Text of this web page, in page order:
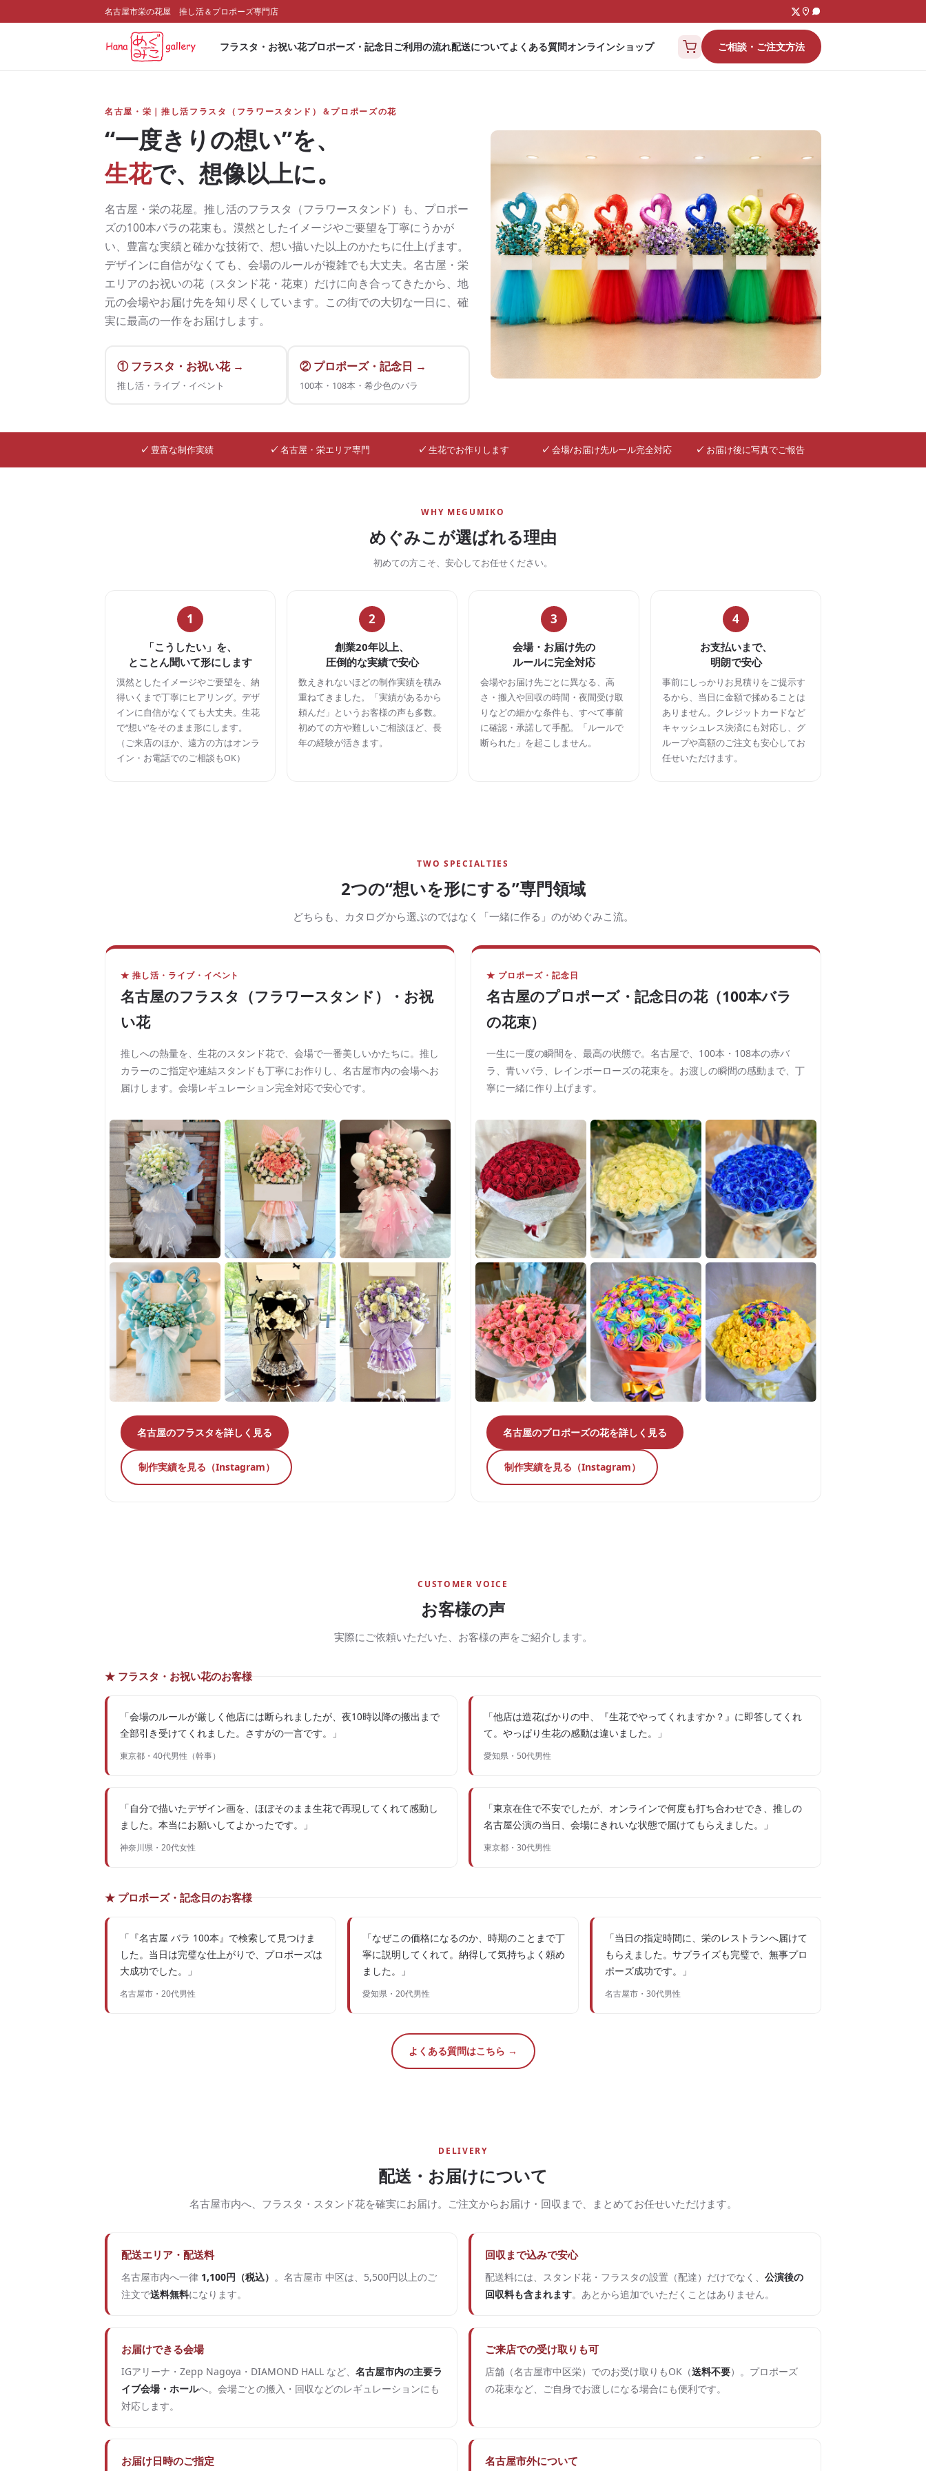
名古屋市栄の花屋 推し活＆プロポーズ専門店
フラスタ・お祝い花プロポーズ・記念日ご利用の流れ配送についてよくある質問オンラインショップ ご相談・ご注文方法
名古屋・栄｜推し活フラスタ（フラワースタンド）＆プロポーズの花
“一度きりの想い”を、
生花で、想像以上に。
名古屋・栄の花屋。推し活のフラスタ（フラワースタンド）も、プロポー
ズの100本バラの花束も。漠然としたイメージやご要望を丁寧にうかが
い、豊富な実績と確かな技術で、想い描いた以上のかたちに仕上げます。
デザインに自信がなくても、会場のルールが複雑でも大丈夫。名古屋・栄
エリアのお祝いの花（スタンド花・花束）だけに向き合ってきたから、地
元の会場やお届け先を知り尽くしています。この街での大切な一日に、確
実に最高の一作をお届けします。
① フラスタ・お祝い花 →
推し活・ライブ・イベント
② プロポーズ・記念日 →
100本・108本・希少色のバラ
✓ 豊富な制作実績 ✓ 名古屋・栄エリア専門 ✓ 生花でお作りします ✓ 会場/お届け先ルール完全対応 ✓ お届け後に写真でご報告
WHY MEGUMIKO
めぐみこが選ばれる理由
初めての方こそ、安心してお任せください。
1
「こうしたい」を、
とことん聞いて形にします
漠然としたイメージやご要望を、納
得いくまで丁寧にヒアリング。デザ
インに自信がなくても大丈夫。生花
で“想い”をそのまま形にします。
（ご来店のほか、遠方の方はオンラ
イン・お電話でのご相談もOK）
2
創業20年以上、
圧倒的な実績で安心
数えきれないほどの制作実績を積み
重ねてきました。「実績があるから
頼んだ」というお客様の声も多数。
初めての方や難しいご相談ほど、長
年の経験が活きます。
3
会場・お届け先の
ルールに完全対応
会場やお届け先ごとに異なる、高
さ・搬入や回収の時間・夜間受け取
りなどの細かな条件も、すべて事前
に確認・承諾して手配。「ルールで
断られた」を起こしません。
4
お支払いまで、
明朗で安心
事前にしっかりお見積りをご提示す
るから、当日に金額で揉めることは
ありません。クレジットカードなど
キャッシュレス決済にも対応し、グ
ループや高額のご注文も安心してお
任せいただけます。
TWO SPECIALTIES
2つの“想いを形にする”専門領域
どちらも、カタログから選ぶのではなく「一緒に作る」のがめぐみこ流。
★ 推し活・ライブ・イベント
名古屋のフラスタ（フラワースタンド）・お祝
い花
推しへの熱量を、生花のスタンド花で、会場で一番美しいかたちに。推し
カラーのご指定や連結スタンドも丁寧にお作りし、名古屋市内の会場へお
届けします。会場レギュレーション完全対応で安心です。
名古屋のフラスタを詳しく見る
制作実績を見る（Instagram）
★ プロポーズ・記念日
名古屋のプロポーズ・記念日の花（100本バラ
の花束）
一生に一度の瞬間を、最高の状態で。名古屋で、100本・108本の赤バ
ラ、青いバラ、レインボーローズの花束を。お渡しの瞬間の感動まで、丁
寧に一緒に作り上げます。
名古屋のプロポーズの花を詳しく見る
制作実績を見る（Instagram）
CUSTOMER VOICE
お客様の声
実際にご依頼いただいた、お客様の声をご紹介します。
★ フラスタ・お祝い花のお客様
「会場のルールが厳しく他店には断られましたが、夜10時以降の搬出まで
全部引き受けてくれました。さすがの一言です。」
東京都・40代男性（幹事）
「他店は造花ばかりの中、『生花でやってくれますか？』に即答してくれ
て。やっぱり生花の感動は違いました。」
愛知県・50代男性
「自分で描いたデザイン画を、ほぼそのまま生花で再現してくれて感動し
ました。本当にお願いしてよかったです。」
神奈川県・20代女性
「東京在住で不安でしたが、オンラインで何度も打ち合わせでき、推しの
名古屋公演の当日、会場にきれいな状態で届けてもらえました。」
東京都・30代男性
★ プロポーズ・記念日のお客様
「『名古屋 バラ 100本』で検索して見つけま
した。当日は完璧な仕上がりで、プロポーズは
大成功でした。」
名古屋市・20代男性
「なぜこの価格になるのか、時期のことまで丁
寧に説明してくれて。納得して気持ちよく頼め
ました。」
愛知県・20代男性
「当日の指定時間に、栄のレストランへ届けて
もらえました。サプライズも完璧で、無事プロ
ポーズ成功です。」
名古屋市・30代男性
よくある質問はこちら →
DELIVERY
配送・お届けについて
名古屋市内へ、フラスタ・スタンド花を確実にお届け。ご注文からお届け・回収まで、まとめてお任せいただけます。
配送エリア・配送料
名古屋市内へ一律 1,100円（税込） 。名古屋市 中区は、5,500円以上のご
注文で送料無料になります。
回収まで込みで安心
配送料には、スタンド花・フラスタの設置（配達）だけでなく、 公演後の
回収料も含まれます。あとから追加でいただくことはありません。
お届けできる会場
IGアリーナ・Zepp Nagoya・DIAMOND HALL など、 名古屋市内の主要ラ
イブ会場・ホールへ。会場ごとの搬入・回収などのレギュレーションにも
対応します。
ご来店での受け取りも可
店舗（名古屋市中区栄）でのお受け取りもOK（送料不要）。プロポーズ
の花束など、ご自身でお渡しになる場合にも便利です。
お届け日時のご指定 名古屋市外について